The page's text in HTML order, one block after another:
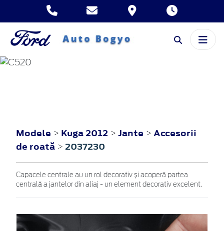
Modele > Kuga 2012 > Jante > Accesorii
de roată > 2037230
Capacele centrale au un rol decorativ și acoperă partea
centrală a jantelor din aliaj - un element decorativ excelent.